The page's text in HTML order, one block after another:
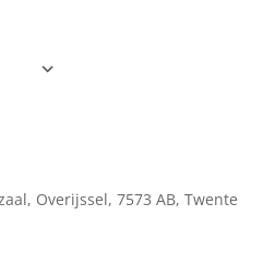
Overijssel, 7573 AB, Twente